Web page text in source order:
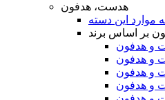
هدست، هدفون
موارد این دسته
بر اساس برند